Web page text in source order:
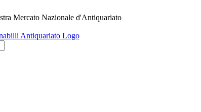
Mercato Nazionale d'Antiquariato